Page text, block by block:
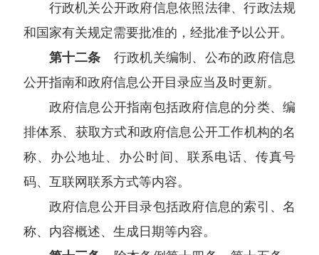
行政机关公开政府信息依照法律、行政法规
和国家有关规定需要批准的，经批准予以公开。
第十二条 行政机关编制、公布的政府信息
公开指南和政府信息公开目录应当及时更新。
政府信息公开指南包括政府信息的分类、编
排体系、获取方式和政府信息公开工作机构的名
称、办公地址、办公时间、联系电话、传真号
码、互联网联系方式等内容。
政府信息公开目录包括政府信息的索引、名
称、内容概述、生成日期等内容。